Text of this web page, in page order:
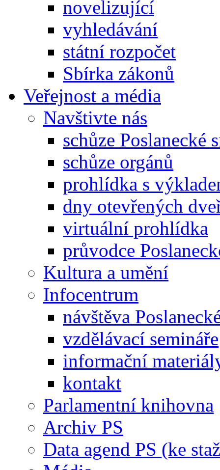
novelizující
vyhledávání
státní rozpočet
Sbírka zákonů
Veřejnost a média
Navštivte nás
schůze Poslanecké
schůze orgánů
prohlídka s
dny otevřených
virtuální prohlídka
průvodce
Kultura a umění
Infocentrum
návštěva
vzdělávací semináře
informační
kontakt
Parlamentní knihovna
Archiv PS
Data agend PS (ke